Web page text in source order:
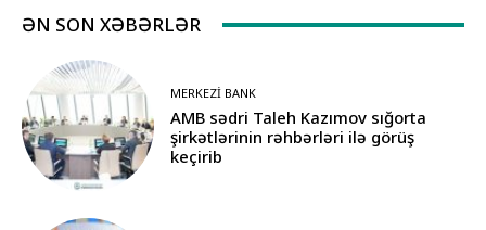
ƏN SON XƏBƏRLƏR
MERKEZI BANK
AMB sədri Taleh Kazımov sığorta
şirkətlərinin rəhbərləri ilə görüş
keçirib